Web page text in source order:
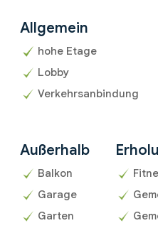
Allgemein
hohe Etage
Lobby
Verkehrsanbindung
Außerhalb
Balkon
Garage
Garten